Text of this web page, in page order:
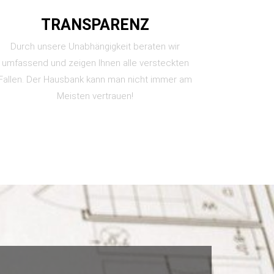
TRANSPARENZ
Durch unsere Unabhängigkeit beraten wir
umfassend und zeigen Ihnen alle versteckten
Der Hausbank kann man nicht immer am
Meisten vertrauen!